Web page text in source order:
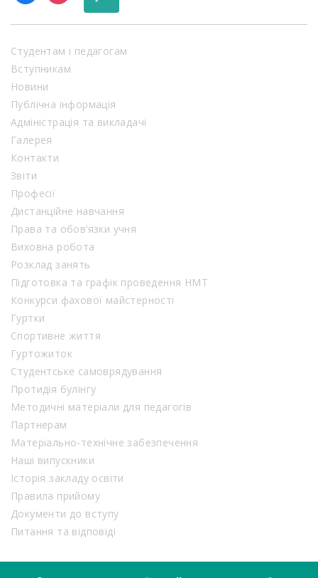
Студентам і педагогам
Вступникам
Новини
Публічна інформація
Адміністрація та викладачі
Галерея
Контакти
Звіти
Професії
Дистанційне навчання
Права та обов’язки учня
Виховна робота
Розклад занять
Підготовка та графік проведення НМТ
Конкурси фахової майстерності
Гуртки
Спортивне життя
Гуртожиток
Студентське самоврядування
Протидія булінгу
Методичні матеріали для педагогів
Партнерам
Матеріально-технічне забезпечення
Наші випускники
Історія закладу освіти
Правила прийому
Документи до вступу
Питання та відповіді